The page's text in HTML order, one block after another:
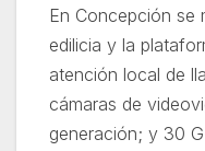
En Concepción se
edilicia y la
atención local de
cámaras de
generación; y 30